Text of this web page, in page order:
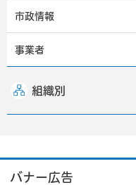
市政情報
事業者
組織別
バナー広告